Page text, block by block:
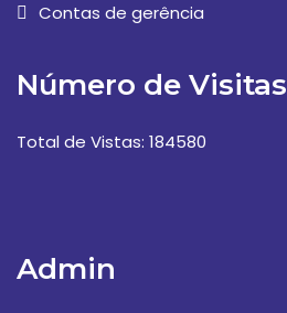
Contas de gerência
Número de Visitas
Total de Vistas: 184580
Admin